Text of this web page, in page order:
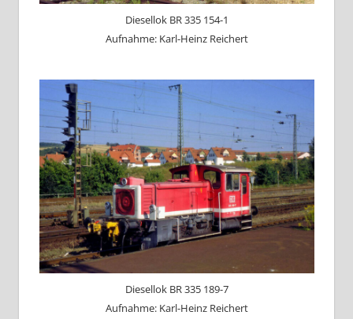
Diesellok BR 335 154-1
Aufnahme: Karl-Heinz Reichert
Diesellok BR 335 189-7
Aufnahme: Karl-Heinz Reichert